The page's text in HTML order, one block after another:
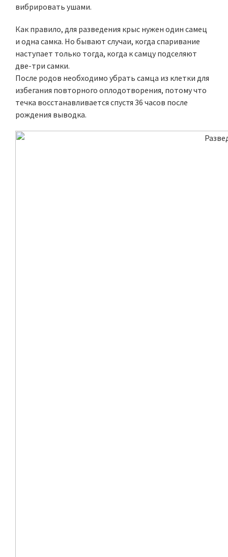
вибрировать ушами.
Как правило, для разведения крыс нужен один самец
и одна самка. Но бывают случаи, когда спаривание
наступает только тогда, когда к самцу подселяют
две-три самки.
После родов необходимо убрать самца из клетки для
избегания повторного оплодотворения, потому что
течка восстанавливается спустя 36 часов после
рождения выводка.